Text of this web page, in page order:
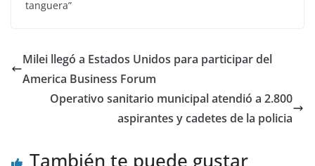
tanguera”
Milei llegó a Estados Unidos para participar del
America Business Forum
Operativo sanitario municipal atendió a 2.800
aspirantes y cadetes de la policia
También te puede gustar